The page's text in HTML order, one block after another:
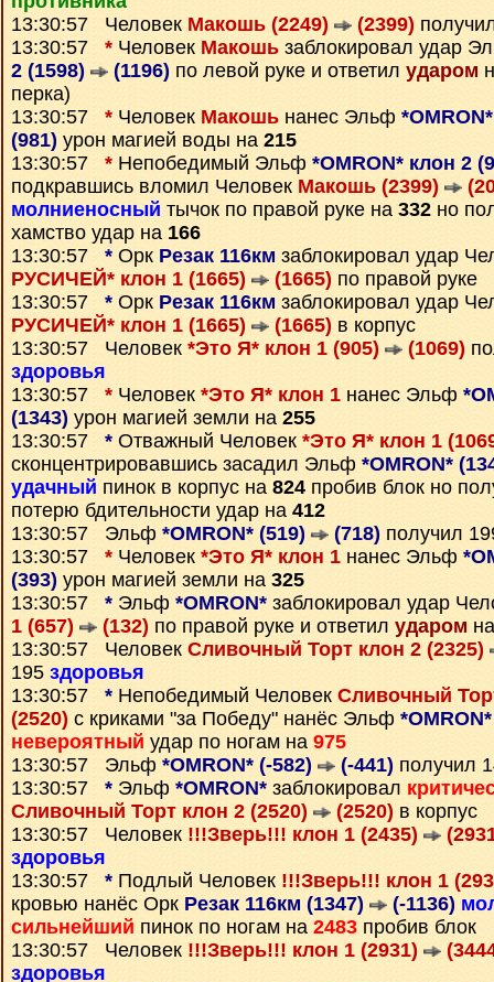
13:30:57 Человек Макошь (2249) (2399)
13:30:57 * Человек Макошь заблокировал удар
2 (1598)
(1196) по левой руке и ответил ударом
перка)
13:30:57 * Человек Макошь нанес Эльф
(981) урон магией воды на 215
13:30:57 * Непобедимый Эльф *OMRON* клон 2
подкравшись вломил Человек Макошь (2399)
молниеносный тычок по правой руке на 332 но
хамство удар на 166
13:30:57 * Орк Резак 116км заблокировал удар
РУСИЧЕЙ* клон 1 (1665)
(1665) по правой руке
13:30:57 * Орк Резак 116км заблокировал удар
РУСИЧЕЙ* клон 1 (1665)
(1665) в корпус
13:30:57 Человек *Это Я* клон 1 (905) (1069)
здоровья
13:30:57 * Человек *Это Я* клон 1 нанес Эльф
(1343) урон магией земли на 255
13:30:57 * Отважный Человек *Это Я* клон 1
сконцентрировавшись засадил Эльф *OMRON*
удачный пинок в корпус на 824 пробив блок но
потерю бдительности удар на 412
13:30:57 Эльф *OMRON* (519) (718) получил
13:30:57 * Человек *Это Я* клон 1 нанес Эльф
(393) урон магией земли на 325
13:30:57 * Эльф *OMRON* заблокировал удар
1 (657)
(132) по правой руке и ответил ударом
13:30:57 Человек Сливочный Торт клон 2 (2325)
195 здоровья
13:30:57 * Непобедимый Человек Сливочный
(2520) с криками "за Победу" нанёс Эльф
невероятный удар по ногам на 975
13:30:57 Эльф *OMRON* (-582) (-441) получил
13:30:57 * Эльф *OMRON* заблокировал
Сливочный Торт клон 2 (2520)
(2520) в корпус
13:30:57 Человек !!!Зверь!!! клон 1 (2435)
здоровья
13:30:57 * Подлый Человек !!!Зверь!!! клон 1
кровью нанёс Орк Резак 116км (1347) (-1136)
сильнейший пинок по ногам на 2483 пробив блок
13:30:57 Человек !!!Зверь!!! клон 1 (2931)
здоровья